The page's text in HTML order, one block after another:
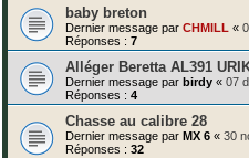
baby breton
Dernier message par CHMILL «
Réponses : 7
Alléger Beretta AL391
Dernier message par birdy « 07
Réponses : 4
Chasse au calibre 28
Dernier message par MX 6 « 30
Réponses : 32